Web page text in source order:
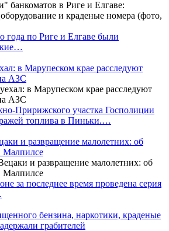
года по Риге и Елгаве были
в Марупеском крае расследуют
АЗС
Пририжского участка Госполиции
топлива в Пиньки.…
и развращение малолетних: об
Малпилсе
за последнее время проведена серия
бензина, наркотики, краденые
грабителей